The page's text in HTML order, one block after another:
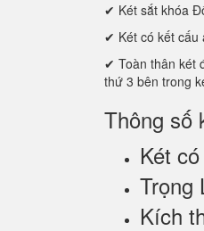
✔ Két sắt khóa
✔ Két có kết cấu
✔ Toàn thân két
thứ 3 bên trong
Thông số
Két
Trọng
Kích